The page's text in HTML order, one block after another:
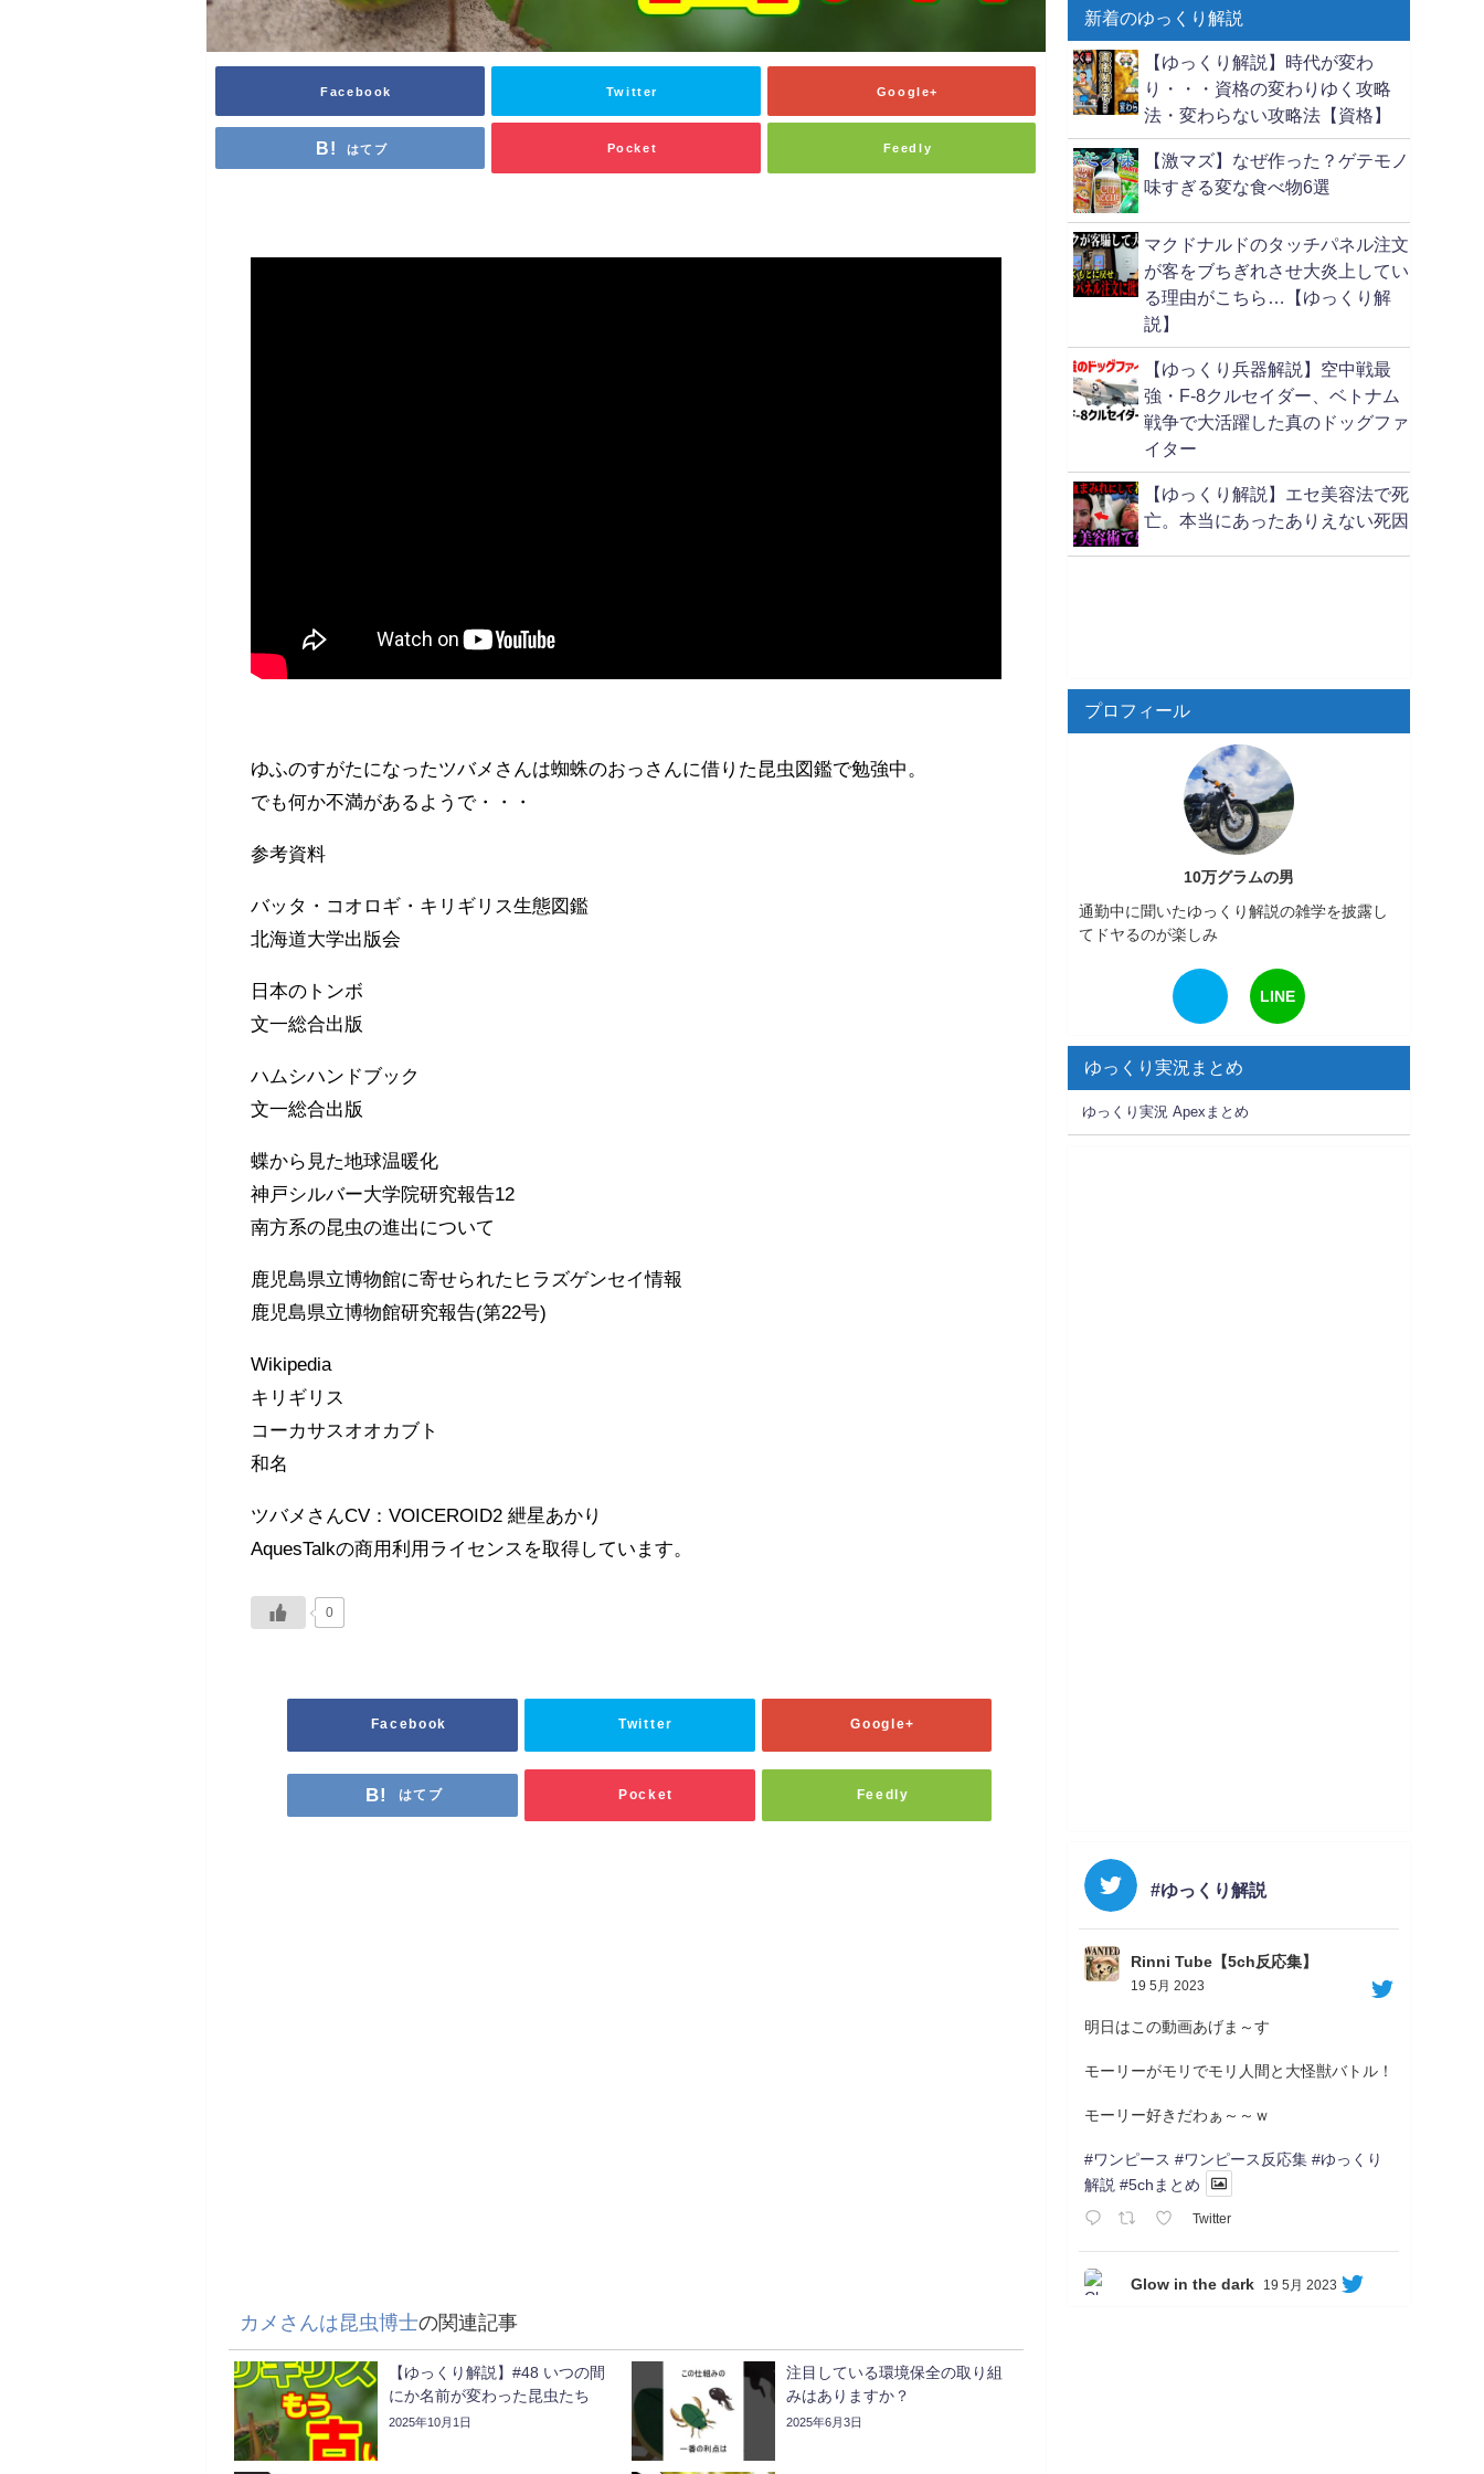
Facebook Twitter Google+
はてブ Pocket Feedly
ゆふのすがたになったツバメさんは蜘蛛のおっさんに借りた昆虫図鑑で勉強中。
でも何か不満があるようで・・・
参考資料
バッタ・コオロギ・キリギリス生態図鑑
北海道大学出版会
日本のトンボ
文一総合出版
ハムシハンドブック
文一総合出版
蝶から見た地球温暖化
神戸シルバー大学院研究報告12
南方系の昆虫の進出について
鹿児島県立博物館に寄せられたヒラズゲンセイ情報
鹿児島県立博物館研究報告(第22号)
Wikipedia
キリギリス
コーカサスオオカブト
和名
ツバメさんCV：VOICEROID2 紲星あかり
AquesTalkの商用利用ライセンスを取得しています。
0
Facebook Twitter Google+
はてブ Pocket Feedly
カメさんは昆虫博士の関連記事
【ゆっくり解説】#48 いつの間
にか名前が変わった昆虫たち
2025年10月1日
注目している環境保全の取り組
みはありますか？
2025年6月3日
新着のゆっくり解説
【ゆっくり解説】時代が変わ
り・・・資格の変わりゆく攻略
法・変わらない攻略法【資格】
【激マズ】なぜ作った？ゲテモノ
味すぎる変な食べ物6選
マクドナルドのタッチパネル注文
が客をブちぎれさせ大炎上してい
る理由がこちら…【ゆっくり解
説】
【ゆっくり兵器解説】空中戦最
強・F-8クルセイダー、ベトナム
戦争で大活躍した真のドッグファ
イター
【ゆっくり解説】エセ美容法で死
亡。本当にあったありえない死因
プロフィール
10万グラムの男
通勤中に聞いたゆっくり解説の雑学を披露し
てドヤるのが楽しみ
LINE
ゆっくり実況まとめ
ゆっくり実況 Apexまとめ
#ゆっくり解説
Rinni Tube【5ch反応集】
19 5月 2023
明日はこの動画あげま～す
モーリーがモリでモリ人間と大怪獣バトル！
モーリー好きだわぁ～～ｗ
#ワンピース #ワンピース反応集 #ゆっくり
解説 #5chまとめ
Twitter
Glow in the dark 19 5月 2023